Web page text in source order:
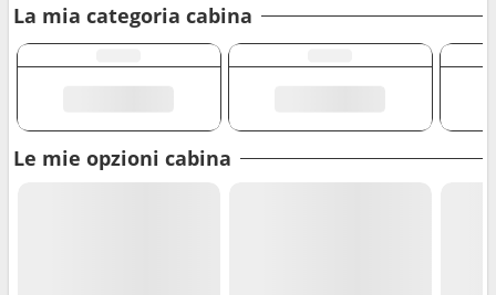
La mia categoria cabina
Le mie opzioni cabina